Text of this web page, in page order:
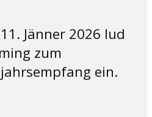
Jänner 2026 lud
zum
ein.